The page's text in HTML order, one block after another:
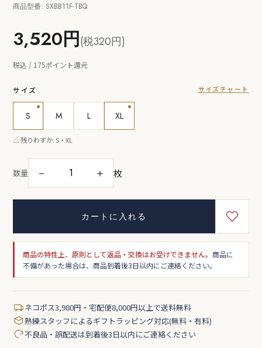
商品型番: SXBB11F-TBQ
3,520円(税320円)
税込 / 175ポイント還元
サイズ サイズチャート
S M L XL
△残りわずか: S・XL
数量 － ＋ 枚
カートに入れる
商品の特性上、原則として返品・交換はお受けできません。商品に
不備があった場合は、商品到着後3日以内にご連絡ください。
ネコポス3,980円・宅配便8,000円以上で送料無料
熟練スタッフによるギフトラッピング対応(無料・有料)
不良品・誤配送は到着後3日以内にご連絡ください